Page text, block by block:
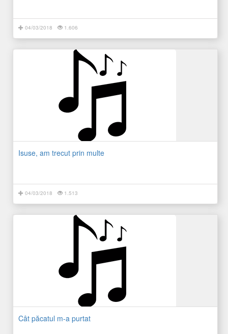
04/03/2018 1.606
Isuse, am trecut prin multe
04/03/2018 1.513
Cât păcatul m-a purtat